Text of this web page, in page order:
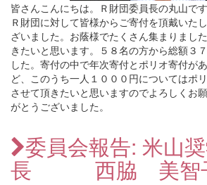
皆さんこんにちは。Ｒ財団委員長の丸山で
Ｒ財団に対して皆様からご寄付を頂戴いた
ざいました。お蔭様でたくさん集まりまし
きたいと思います。５８名の方から総額３
した。寄付の中で年次寄付とポリオ寄付が
ど、このうち一人１０００円についてはポ
させて頂きたいと思いますのでよろしくお
がとうございました。
委員会報告: 米山
長 西脇 美智